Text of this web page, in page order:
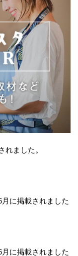
れました。
月に掲載されました
月に掲載されました